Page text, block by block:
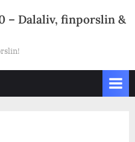
– Dalaliv, finporslin &